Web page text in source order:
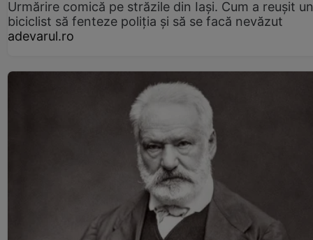
Urmărire comică pe străzile din Iași. Cum a reușit un
biciclist să fenteze poliția și să se facă nevăzut
adevarul.ro